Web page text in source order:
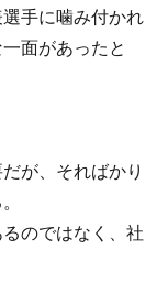
手に噛み付かれ
面があったと
が、そればかり
のではなく、社